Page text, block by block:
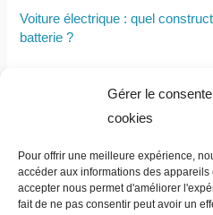
Gérer le
cookies
Pour offrir une meilleure expérience,
accéder aux informations des appareils
accepter nous permet d'améliorer
fait de ne pas consentir peut avoir un
Voiture électrique : quel
batterie ?
Comment choisir la
Les 5 meilleures Audi d’occasion